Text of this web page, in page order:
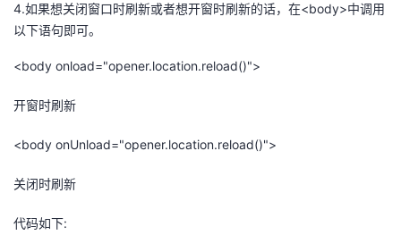
4.如果想关闭窗口时刷新或者想开窗时刷新的话，在<body>中调用
以下语句即可。
<body οnlοad="opener.location.reload()">
开窗时刷新
<body onUnload="opener.location.reload()">
关闭时刷新
代码如下: